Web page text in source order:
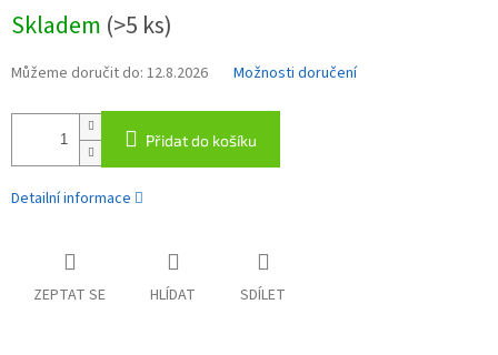
cena:
Skladem (>5 ks)
Můžeme doručit do: 12.8.2026 Možnosti doručení
Přidat do košíku
Detailní informace
ZEPTAT SE HLÍDAT SDÍLET